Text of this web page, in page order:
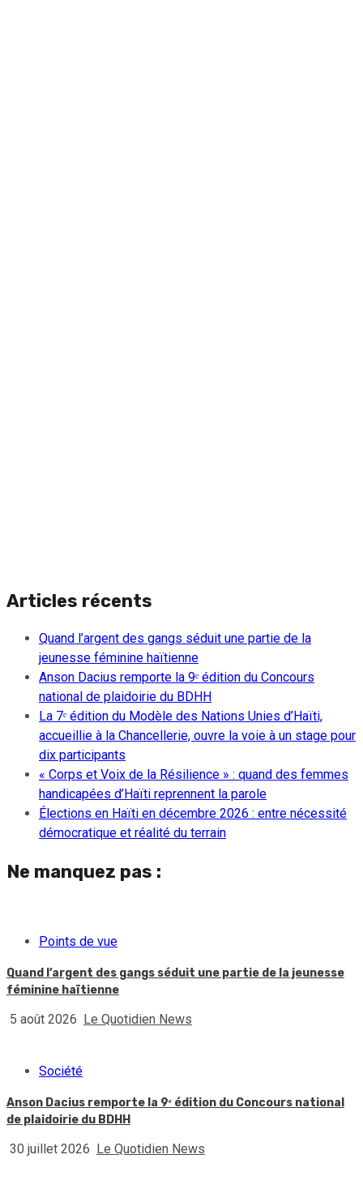
Articles récents
Quand l’argent des gangs séduit une partie de la
jeunesse féminine haïtienne
Anson Dacius remporte la 9ᵉ édition du Concours
national de plaidoirie du BDHH
La 7ᵉ édition du Modèle des Nations Unies d’Haïti,
accueillie à la Chancellerie, ouvre la voie à un stage pour
dix participants
« Corps et Voix de la Résilience » : quand des femmes
handicapées d’Haïti reprennent la parole
Élections en Haïti en décembre 2026 : entre nécessité
démocratique et réalité du terrain
Ne manquez pas :
Points de vue
Quand l’argent des gangs séduit une partie de la jeunesse
féminine haïtienne
5 août 2026 Le Quotidien News
Société
Anson Dacius remporte la 9ᵉ édition du Concours national
de plaidoirie du BDHH
30 juillet 2026 Le Quotidien News